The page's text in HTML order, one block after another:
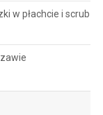
w płachcie i scrub